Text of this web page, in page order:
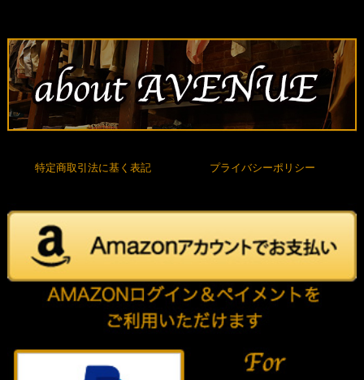
特定商取引法に基く表記 プライバシーポリシー